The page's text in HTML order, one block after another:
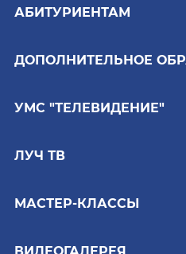
АБИТУРИЕНТАМ
ДОПОЛНИТЕЛЬНОЕ
УМС "ТЕЛЕВИДЕНИЕ"
ЛУЧ ТВ
МАСТЕР-КЛАССЫ
ВИДЕОГАЛЕРЕЯ